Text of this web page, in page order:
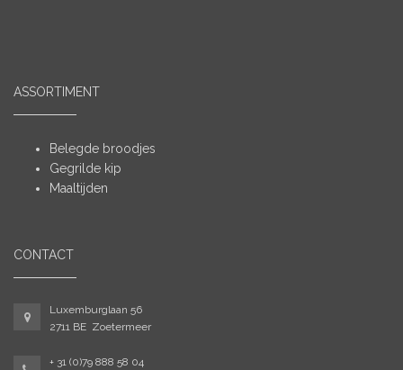
ASSORTIMENT
Belegde broodjes
Gegrilde kip
Maaltijden
CONTACT
Luxemburglaan 56
2711 BE Zoetermeer
+ 31 (0)79 888 58 04